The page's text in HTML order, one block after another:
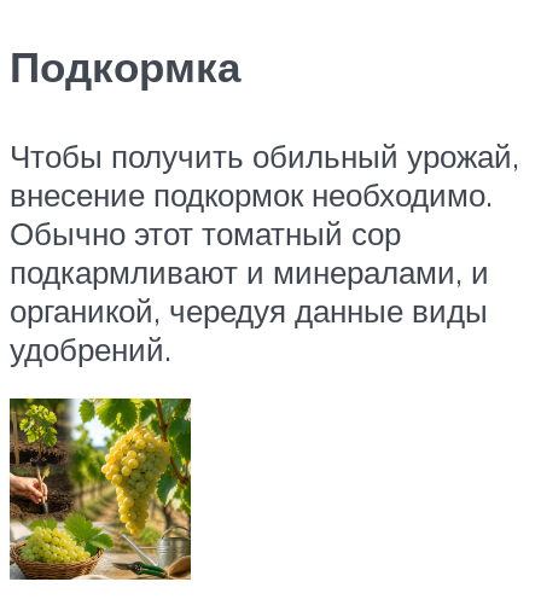
Подкормка
Чтобы получить обильный урожай,
внесение подкормок необходимо.
Обычно этот томатный сор
подкармливают и минералами, и
органикой, чередуя данные виды
удобрений.